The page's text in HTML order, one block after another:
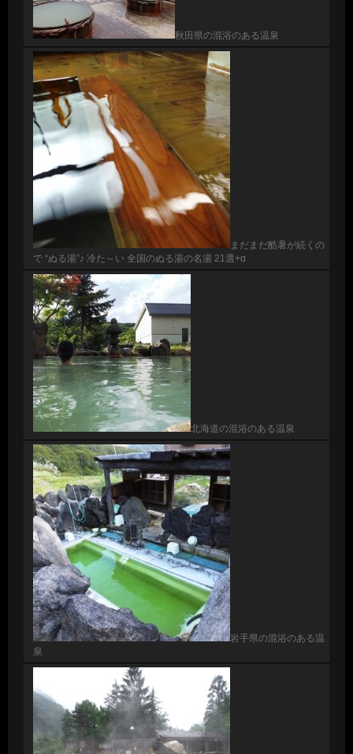
秋田県の混浴のある温泉
まだまだ酷暑が続くの
で “ぬる湯”♪ 冷た～い 全国のぬる湯の名湯 21選+α
北海道の混浴のある温泉
岩手県の混浴のある温
泉